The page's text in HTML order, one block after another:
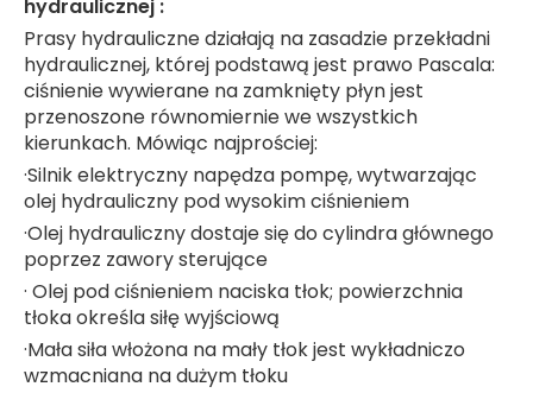
hydraulicznej :
Prasy hydrauliczne działają na zasadzie przekładni
hydraulicznej, której podstawą jest prawo Pascala:
ciśnienie wywierane na zamknięty płyn jest
przenoszone równomiernie we wszystkich
kierunkach. Mówiąc najprościej:
·Silnik elektryczny napędza pompę, wytwarzając
olej hydrauliczny pod wysokim ciśnieniem
·Olej hydrauliczny dostaje się do cylindra głównego
poprzez zawory sterujące
· Olej pod ciśnieniem naciska tłok; powierzchnia
tłoka określa siłę wyjściową
·Mała siła włożona na mały tłok jest wykładniczo
wzmacniana na dużym tłoku